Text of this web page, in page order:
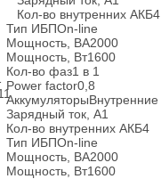
Кол-во внутренних АКБ4
Тип ИБПOn-line
Мощность, ВА2000
Мощность, Вт1600
Кол-во фаз1 в 1
Power factor0,8
АккумуляторыВнутренние
Зарядный ток, А1
Кол-во внутренних АКБ4
Тип ИБПOn-line
Мощность, ВА2000
Мощность, Вт1600